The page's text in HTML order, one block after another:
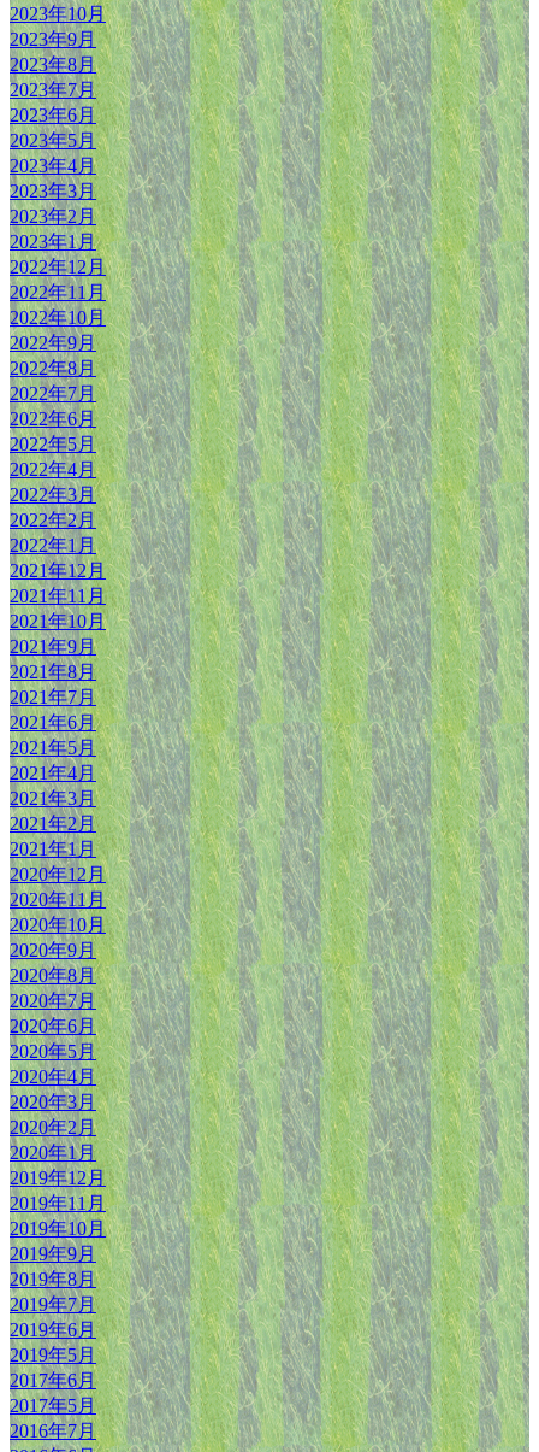
2023年10月
2023年9月
2023年8月
2023年7月
2023年6月
2023年5月
2023年4月
2023年3月
2023年2月
2023年1月
2022年12月
2022年11月
2022年10月
2022年9月
2022年8月
2022年7月
2022年6月
2022年5月
2022年4月
2022年3月
2022年2月
2022年1月
2021年12月
2021年11月
2021年10月
2021年9月
2021年8月
2021年7月
2021年6月
2021年5月
2021年4月
2021年3月
2021年2月
2021年1月
2020年12月
2020年11月
2020年10月
2020年9月
2020年8月
2020年7月
2020年6月
2020年5月
2020年4月
2020年3月
2020年2月
2020年1月
2019年12月
2019年11月
2019年10月
2019年9月
2019年8月
2019年7月
2019年6月
2019年5月
2017年6月
2017年5月
2016年7月